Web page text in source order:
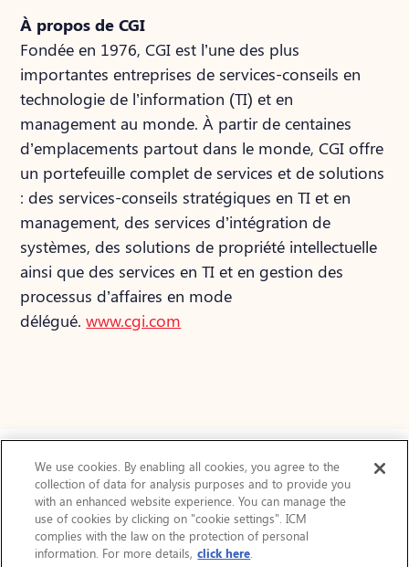
À propos de CGI
Fondée en 1976, CGI est l’une des plus
importantes entreprises de services-conseils en
technologie de l’information (TI) et en
management au monde. À partir de centaines
d’emplacements partout dans le monde, CGI offre
un portefeuille complet de services et de solutions
: des services-conseils stratégiques en TI et en
management, des services d’intégration de
systèmes, des solutions de propriété intellectuelle
ainsi que des services en TI et en gestion des
processus d’affaires en mode
délégué.www.cgi.com
Actualités
FAQ
Protection des renseignements personnels
Accessibilité
We use cookies. By enabling all cookies, you agree to the
collection of data for analysis purposes and to provide you
with an enhanced website experience. You can manage the
use of cookies by clicking on "cookie settings". ICM
complies with the law on the protection of personal
information. For more details, click here